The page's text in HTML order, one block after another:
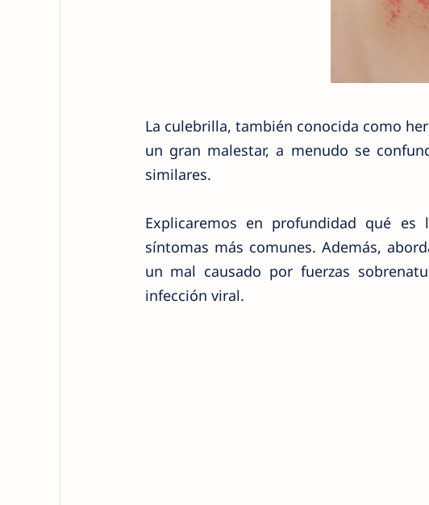
La culebrilla, también conocida como
un gran malestar, a menudo se
similares.
Explicaremos en profundidad qué
síntomas más comunes. Además,
un mal causado por fuerzas
infección viral.